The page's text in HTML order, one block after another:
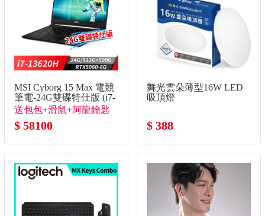
MSI Cyborg 15 Max 電競
筆電-24G雙碟特仕版 (i7-
13620H/24G/512G+500G/RTX5060-
8G/Win11)
送包包+滑鼠+阿龍鑰匙
圈(不挑款)+石中劍
$ 58100
舞光雲朵薄型16W LED
吸頂燈
$ 388